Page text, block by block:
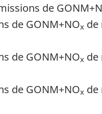
de
de GONM+NOx de
de GONM+NOx de
de GONM+NOx de